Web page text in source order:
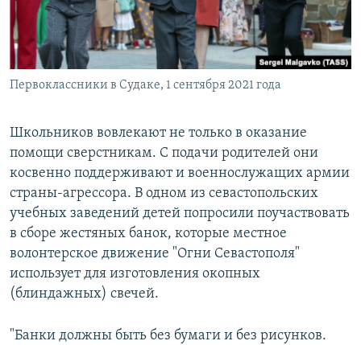
Первоклассники в Судаке, 1 сентября 2021 года
Школьников вовлекают не только в оказание
помощи сверстникам. С подачи родителей они
косвенно поддерживают и военнослужащих армии
страны-агрессора. В одном из севастопольских
учебных заведений детей попросили поучаствовать
в сборе жестяных банок, которые местное
волонтерское движение "Огни Севастополя"
использует для изготовления окопных
(блиндажных) свечей.
"Банки должны быть без бумаги и без рисунков.